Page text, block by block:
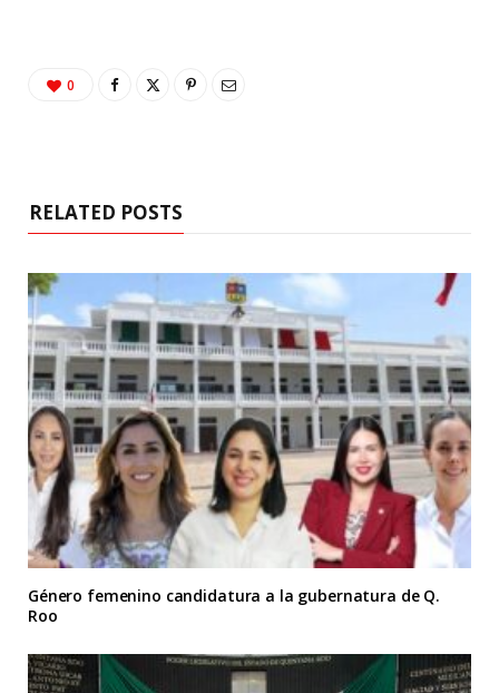
0
RELATED POSTS
Género femenino candidatura a la gubernatura de Q.
Roo